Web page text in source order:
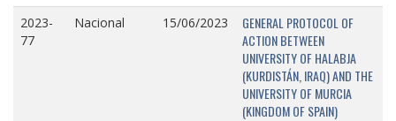
2023-
77
Nacional 15/06/2023
GENERAL PROTOCOL OF
ACTION BETWEEN
UNIVERSITY OF HALABJA
(KURDISTÁN, IRAQ) AND THE
UNIVERSITY OF MURCIA
(KINGDOM OF SPAIN)